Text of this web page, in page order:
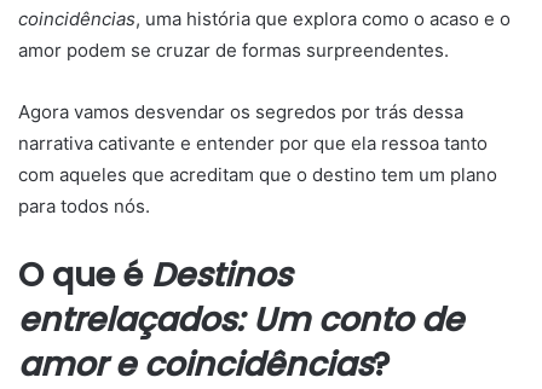
coincidências, uma história que explora como o acaso e o
amor podem se cruzar de formas surpreendentes.
Agora vamos desvendar os segredos por trás dessa
narrativa cativante e entender por que ela ressoa tanto
com aqueles que acreditam que o destino tem um plano
para todos nós.
O que é Destinos
entrelaçados: Um conto de
amor e coincidências?